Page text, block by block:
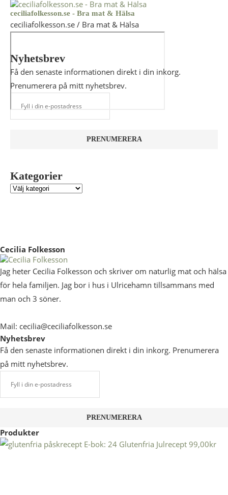
ceciliafolkesson.se - Bra mat & Hälsa
ceciliafolkesson.se / Bra mat & Hälsa
Nyhetsbrev
Få den senaste informationen direkt i din inkorg.
Prenumerera på mitt nyhetsbrev.
Kategorier
Cecilia Folkesson
Jag heter Cecilia Folkesson och skriver om naturlig mat och hälsa
för hela familjen. Jag bor i hus i Ulricehamn tillsammans med
man och 3 söner.
Mail: cecilia@ceciliafolkesson.se
Nyhetsbrev
Få den senaste informationen direkt i din inkorg. Prenumerera
på mitt nyhetsbrev.
Produkter
E-bok: 24 Glutenfria Julrecept 99,00kr